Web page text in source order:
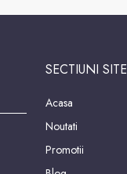
SECTIUNI SITE
Acasa
Noutati
Promotii